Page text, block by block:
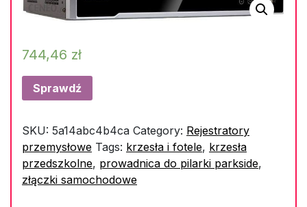
744,46 zł
Sprawdź
SKU: 5a14abc4b4ca Category: Rejestratory
przemysłowe Tags: krzesła i fotele, krzesła
przedszkolne, prowadnica do pilarki parkside,
złączki samochodowe